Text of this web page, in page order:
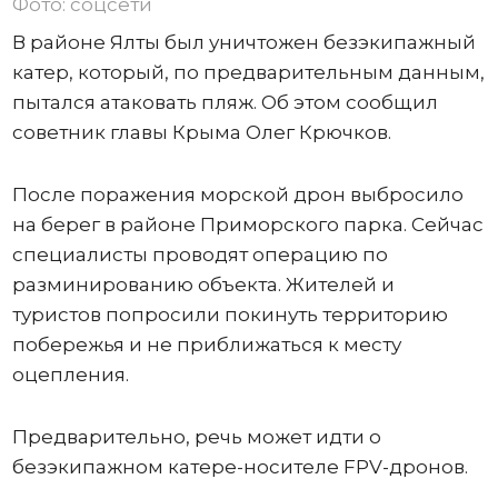
В районе Ялты был уничтожен безэкипажный
катер, который, по предварительным данным,
пытался атаковать пляж. Об этом сообщил
советник главы Крыма Олег Крючков.
После поражения морской дрон выбросило
на берег в районе Приморского парка. Сейчас
специалисты проводят операцию по
разминированию объекта. Жителей и
туристов попросили покинуть территорию
побережья и не приближаться к месту
оцепления.
Предварительно, речь может идти о
безэкипажном катере-носителе FPV-дронов.